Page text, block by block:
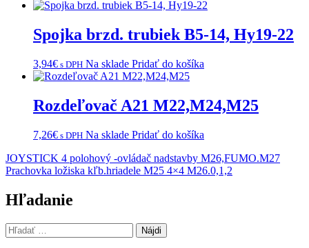
Spojka brzd. trubiek B5-14, Hy19-22
3,94€ s DPH Na sklade Pridať do košíka
Rozdeľovač A21 M22,M24,M25
7,26€ s DPH Na sklade Pridať do košíka
Navigácia
v
článku
JOYSTICK 4 polohový -ovládač nadstavby M26,FUMO.M27
Prachovka ložiska kľb.hriadele M25 4×4 M26.0,1,2
Hľadanie
Hľadať: